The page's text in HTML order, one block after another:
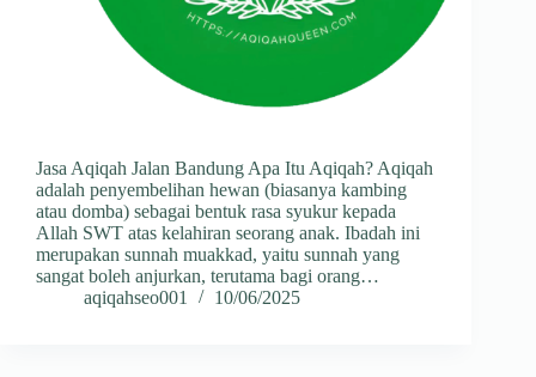
Jasa Aqiqah Jalan Bandung Apa Itu Aqiqah? Aqiqah
adalah penyembelihan hewan (biasanya kambing
atau domba) sebagai bentuk rasa syukur kepada
Allah SWT atas kelahiran seorang anak. Ibadah ini
merupakan sunnah muakkad, yaitu sunnah yang
sangat boleh anjurkan, terutama bagi orang…
aqiqahseo001
10/06/2025